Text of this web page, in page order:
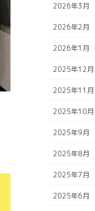
2026年3月
2026年2月
2026年1月
2025年12月
2025年11月
2025年10月
2025年9月
2025年8月
2025年7月
2025年6月